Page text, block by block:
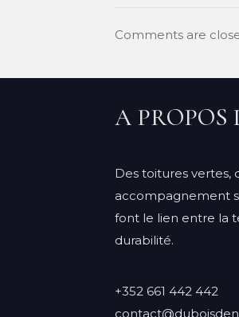
Comments are
A PROPOS
Des toitures vertes,
accompagnement
font le lien entre la
durabilité.
+352 661 442 442